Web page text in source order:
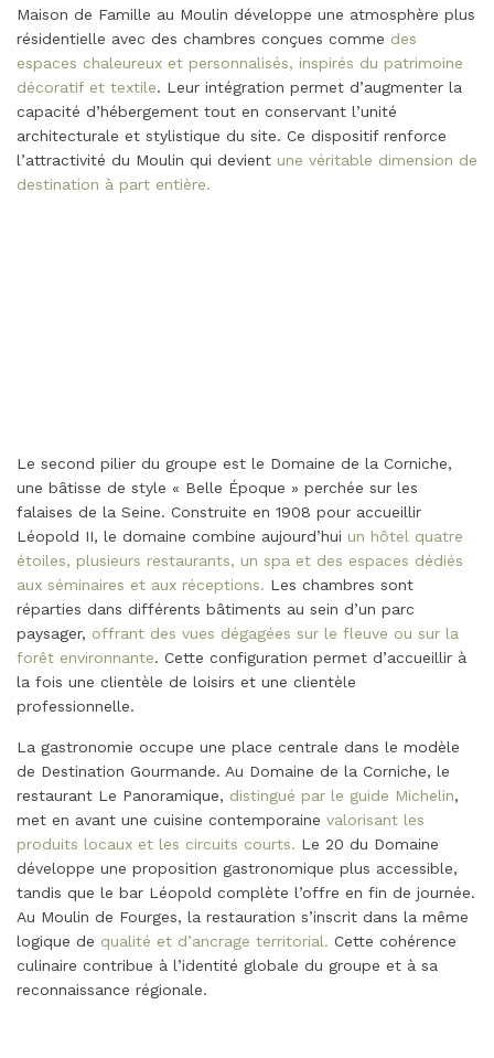
Maison de Famille au Moulin développe une atmosphère plus
résidentielle avec des chambres conçues comme des
espaces chaleureux et personnalisés, inspirés du patrimoine
décoratif et textile. Leur intégration permet d’augmenter la
capacité d’hébergement tout en conservant l’unité
architecturale et stylistique du site. Ce dispositif renforce
l’attractivité du Moulin qui devient une véritable dimension de
destination à part entière.
Le second pilier du groupe est le Domaine de la Corniche,
une bâtisse de style « Belle Époque » perchée sur les
falaises de la Seine. Construite en 1908 pour accueillir
Léopold II, le domaine combine aujourd’hui un hôtel quatre
étoiles, plusieurs restaurants, un spa et des espaces dédiés
aux séminaires et aux réceptions. Les chambres sont
réparties dans différents bâtiments au sein d’un parc
paysager, offrant des vues dégagées sur le fleuve ou sur la
forêt environnante. Cette configuration permet d’accueillir à
la fois une clientèle de loisirs et une clientèle
professionnelle.
La gastronomie occupe une place centrale dans le modèle
de Destination Gourmande. Au Domaine de la Corniche, le
restaurant Le Panoramique, distingué par le guide Michelin,
met en avant une cuisine contemporaine valorisant les
produits locaux et les circuits courts. Le 20 du Domaine
développe une proposition gastronomique plus accessible,
tandis que le bar Léopold complète l’offre en fin de journée.
Au Moulin de Fourges, la restauration s’inscrit dans la même
logique de qualité et d’ancrage territorial. Cette cohérence
culinaire contribue à l’identité globale du groupe et à sa
reconnaissance régionale.